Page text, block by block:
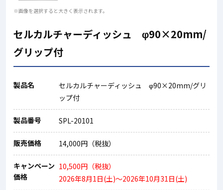
※画像を選択すると大きく表示されます。
セルカルチャーディッシュ φ90×20mm/
グリップ付
製品名
セルカルチャーディッシュ φ90×20mm/グリ
ップ付
製品番号 SPL-20101
販売価格 14,000円（税抜）
キャンペーン
価格
10,500円（税抜）
2026年8月1日(土)～2026年10月31日(土)